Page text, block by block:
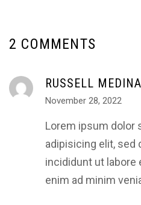
2 COMMENTS
RUSSELL MEDINA
November 28, 2022
Lorem ipsum dolor
adipisicing elit, sed
incididunt ut labore
enim ad minim